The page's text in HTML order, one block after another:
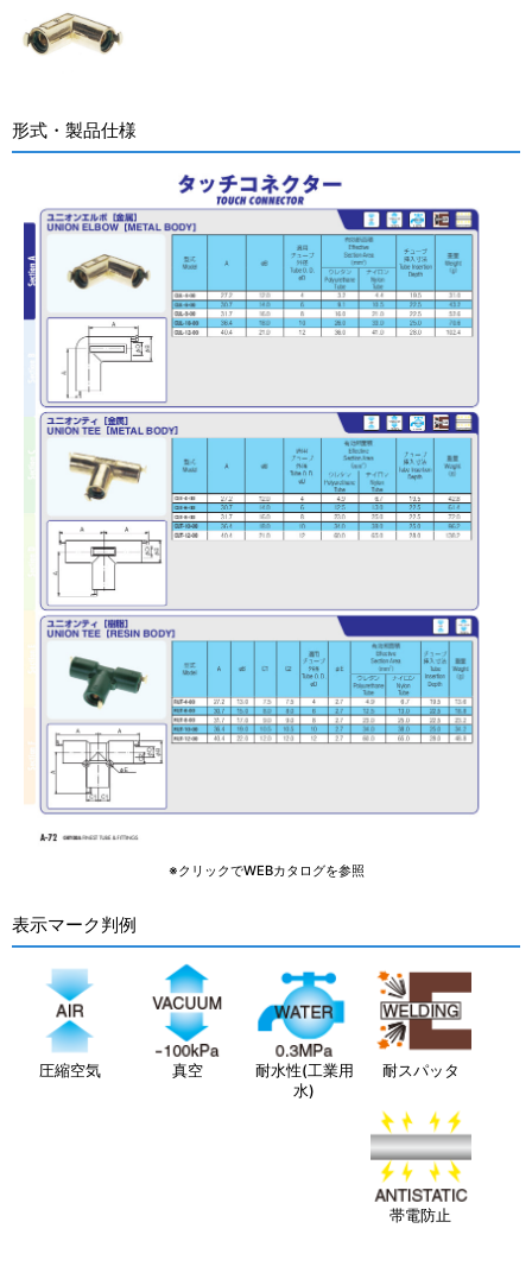
形式・製品仕様
※クリックでWEBカタログを参照
表示マーク判例
圧縮空気 真空
耐水性(工業用
水)
耐スパッタ
帯電防止